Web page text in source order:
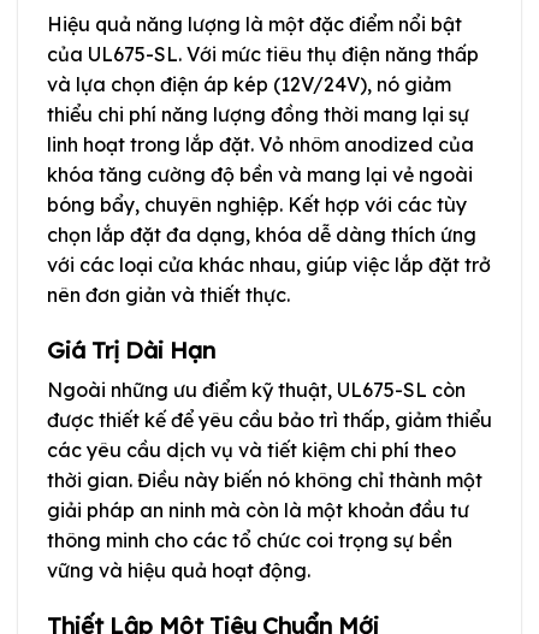
Hiệu quả năng lượng là một đặc điểm nổi bật
của UL675-SL. Với mức tiêu thụ điện năng thấp
và lựa chọn điện áp kép (12V/24V), nó giảm
thiểu chi phí năng lượng đồng thời mang lại sự
linh hoạt trong lắp đặt. Vỏ nhôm anodized của
khóa tăng cường độ bền và mang lại vẻ ngoài
bóng bẩy, chuyên nghiệp. Kết hợp với các tùy
chọn lắp đặt đa dạng, khóa dễ dàng thích ứng
với các loại cửa khác nhau, giúp việc lắp đặt trở
nên đơn giản và thiết thực.
Giá Trị Dài Hạn
Ngoài những ưu điểm kỹ thuật, UL675-SL còn
được thiết kế để yêu cầu bảo trì thấp, giảm thiểu
các yêu cầu dịch vụ và tiết kiệm chi phí theo
thời gian. Điều này biến nó không chỉ thành một
giải pháp an ninh mà còn là một khoản đầu tư
thông minh cho các tổ chức coi trọng sự bền
vững và hiệu quả hoạt động.
Thiết Lập Một Tiêu Chuẩn Mới